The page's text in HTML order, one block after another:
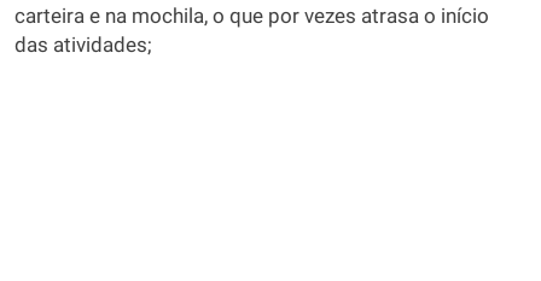
carteira e na mochila, o que por vezes atrasa o início
das atividades;